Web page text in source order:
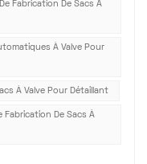
Fabrication De Sacs À
À Valve Pour
À Valve Pour Détaillant
De Sacs À